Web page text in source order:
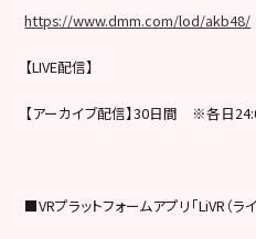
https://www.dmm.com/lod/akb48/
【LIVE配信】
【アーカイブ配信】30日間 ※各日
■VRプラットフォームアプリ「LiVR（ラ